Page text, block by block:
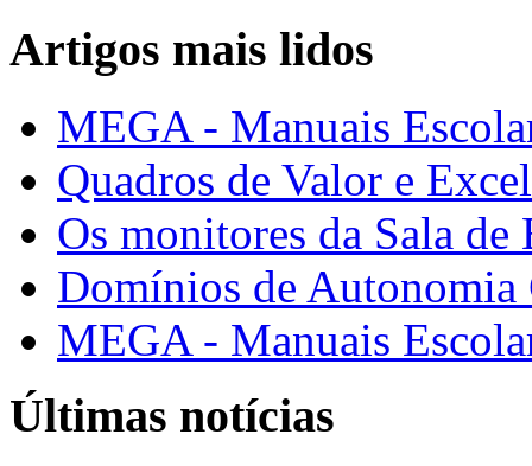
Artigos mais lidos
MEGA - Manuais
Quadros de Valor e
Os monitores da Sala de
Domínios de Autonomia
MEGA - Manuais
Últimas notícias